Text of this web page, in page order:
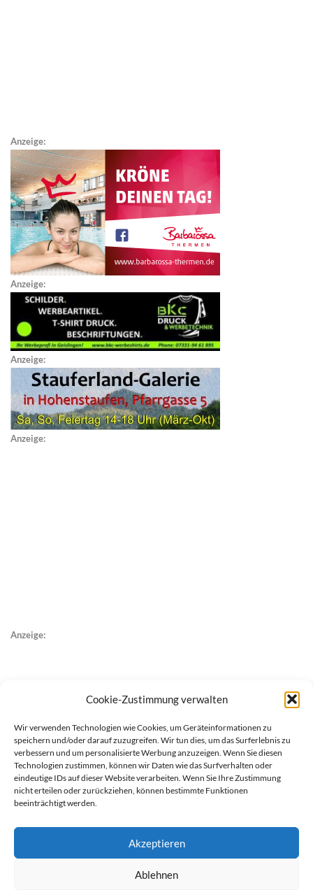
Cookie-Zustimmung verwalten
Wir verwenden Technologien wie Cookies, um Geräteinformationen zu
speichern und/oder darauf zuzugreifen. Wir tun dies, um das Surferlebnis zu
verbessern und um personalisierte Werbung anzuzeigen. Wenn Sie diesen
Technologien zustimmen, können wir Daten wie das Surfverhalten oder
eindeutige IDs auf dieser Website verarbeiten. Wenn Sie Ihre Zustimmung
nicht erteilen oder zurückziehen, können bestimmte Funktionen
beeinträchtigt werden.
Akzeptieren
Ablehnen
Anzeige:
Anzeige:
Anzeige:
Anzeige:
Anzeige: